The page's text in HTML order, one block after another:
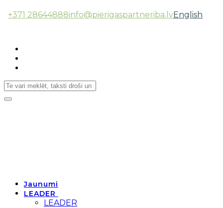
+371 28644888info@pierigaspartneriba.lvEnglish
Toggle
Jaunumi
LEADER
LEADER